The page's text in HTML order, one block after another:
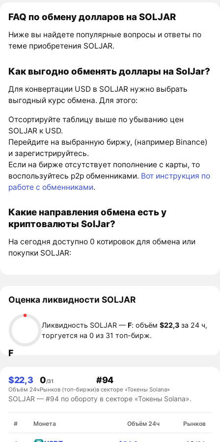
FAQ по обмену долларов на SOLJAR
Ниже вы найдете популярные вопросы и ответы по
теме приобретения SOLJAR.
Как выгодно обменять доллары на SolJar?
Для конвертации USD в SOLJAR нужно выбрать
выгодный курс обмена. Для этого:
Отсортируйте таблицу выше по убыванию цен
SOLJAR к USD.
Перейдите на выбранную биржу, (например Binance)
и зарегистрируйтесь.
Если на бирже отсутствует пополнение с карты, то
воспользуйтесь p2p обменниками. Вот инструкция по
работе с обменниками.
Какие направления обмена есть у
криптовалюты SolJar?
На сегодня доступно 0 котировок для обмена или
покупки SOLJAR:
Оценка ликвидности SOLJAR
F
Ликвидность SOLJAR —F: объём$22,3 за 24 ч,
торгуется на 0 из 31 топ-бирж.
$22,3
Объём 24ч
0/31
Рынков (топ-биржи)
#94
в секторе «Токены Solana»
SOLJAR — #94 по обороту в секторе «Токены Solana».
# Монета Объём 24ч Рынков